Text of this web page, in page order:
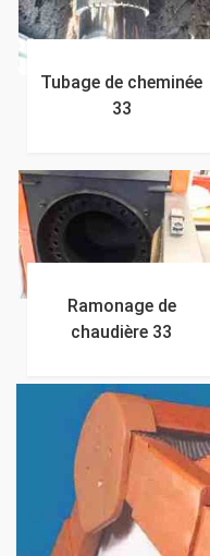
Tubage de cheminée
33
Ramonage de
chaudière 33